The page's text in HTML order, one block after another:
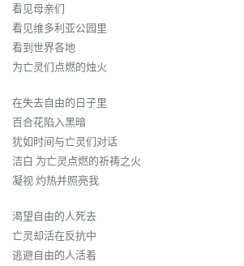
看见母亲们
看见维多利亚公园里
看到世界各地
为亡灵们点燃的烛火
在失去自由的日子里
百合花陷入黑暗
犹如时间与亡灵们对话
洁白 为亡灵点燃的祈祷之火
凝视 灼热并照亮我
渴望自由的人死去
亡灵却活在反抗中
逃避自由的人活着